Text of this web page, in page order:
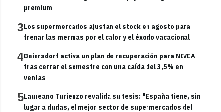
premium
3Los supermercados ajustan el stock en agosto para
frenar las mermas por el calor y el éxodo vacacional
4Beiersdorf activa un plan de recuperación para NIVEA
tras cerrar el semestre con una caída del 3,5% en
ventas
5Laureano Turienzo revalida su tesis: "España tiene, sin
lugar a dudas, el mejor sector de supermercados del